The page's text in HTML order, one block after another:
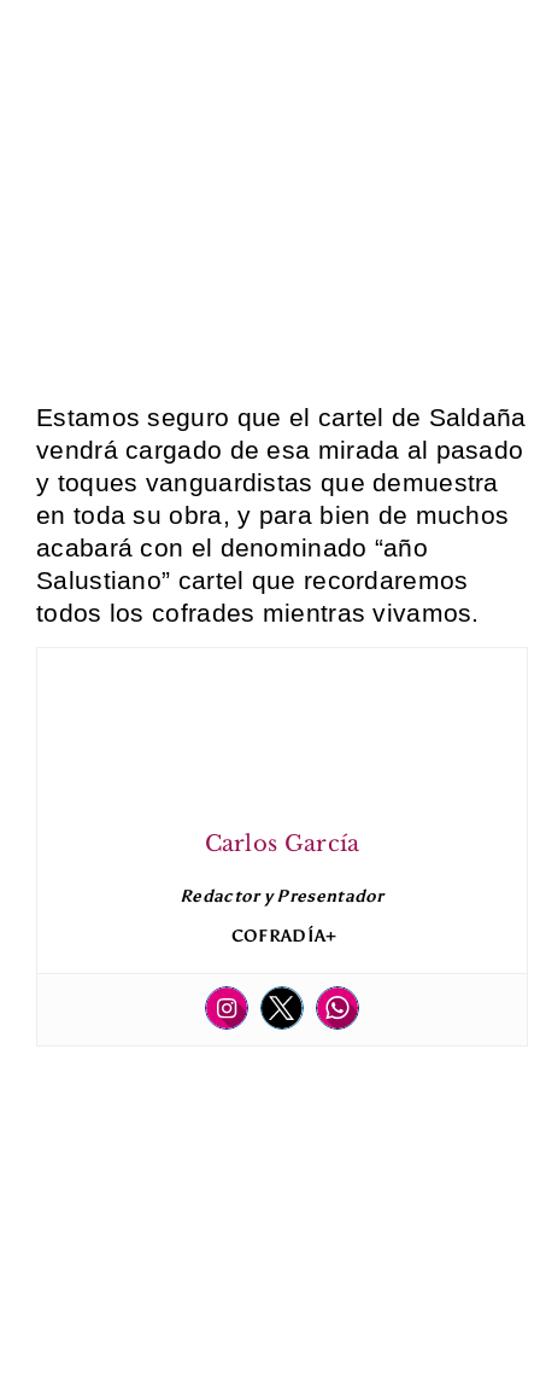
Estamos seguro que el cartel de Saldaña
vendrá cargado de esa mirada al pasado
y toques vanguardistas que demuestra
en toda su obra, y para bien de muchos
acabará con el denominado “año
Salustiano” cartel que recordaremos
todos los cofrades mientras vivamos.
Carlos García
Redactor y Presentador
COFRADÍA+